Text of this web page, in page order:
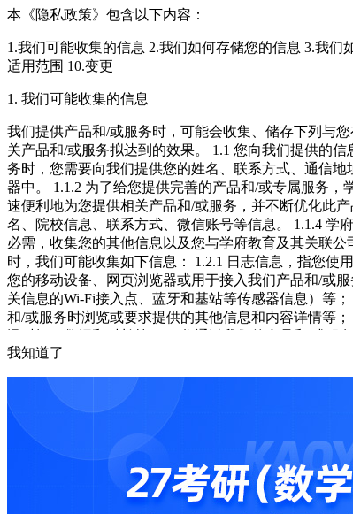
户发现任何非法使用用户帐号的情况，应立即通知本
因您未能遵守本款规定而发生的任何损失负责。用户
布、播放、出于播放或发布目的而改写或再发行,或者
交全部或部分上述资料过程中产生的延误、不准确、
六、 法律管辖
1、 本协议的订立、执行和解释及争议的解决均应适用
向学府教育所在地的人民法院提起诉讼。
七、 知识产权
学府教育对学府教育专有内容、原创内容和其他通过
权的行为，否则将承担所有相关的法律责任。
八、 协议的终止
您有权通过以下方式终止本协议：
九、 其他规定
1、本协议构成双方对本协议之约定事项及其他有关
有执行力，本协议的其余条款仍应有效并且有约束力。
本《隐私政策》包含以下内容：
1.我们可能收集的信息 2.我们如何存储您的信息 3.我们
适用范围 10.变更
1. 我们可能收集的信息
我们提供产品和/或服务时，可能会收集、储存下列与
关产品和/或服务拟达到的效果。
1.1 您向我们提供的信
务时，您需要向我们提供您的姓名、联系方式、通信
器中。
1.1.2 为了给您提供完善的产品和/或专属服务
速便利地为您提供相关产品和/或服务，并不断优化此
名、院校信息、联系方式、微信账号等信息。
1.1.4 学
必需，收集您的其他信息以及您与学府教育及其关联公
时，我们可能收集如下信息：
1.2.1 日志信息，指您使
您的移动设备、网页浏览器或用于接入我们产品和/或
关信息的Wi-Fi接入点、蓝牙和基站等传感器信息）等；
和/或服务时浏览或要求提供的其他信息和内容详情等；
户在使用学府教育产品和/或服务时向我们提供的包含您
2. 我们如何存储您的信息
我们在中华人民共和国境内运营中收集和产生的个人
规和本《隐私政策》对您的个人信息提供安全保护。
3. 我们如何使用Cookie和同类技术
我知道了